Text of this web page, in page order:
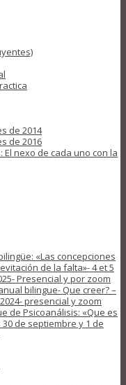
de 2014
de 2016
El nexo de cada uno con la
«Las concepciones
de la falta»- 4 et 5
Presencial y por zoom
bilingue- Que creer? –
presencial y zoom
de Psicoanálisis: «Que es
30 de septiembre y 1 de